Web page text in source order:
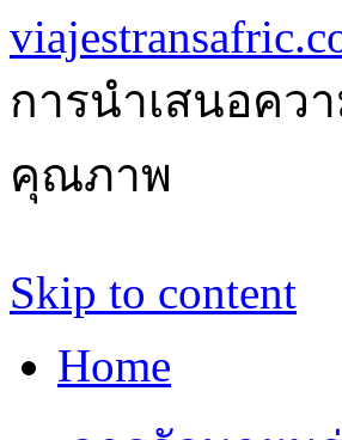
การนำเสนอคว
คุณภาพ
Skip to content
Home